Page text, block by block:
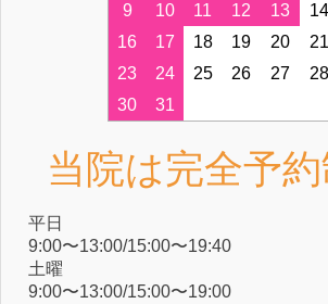
9
10 11 12 13 14
16
17 18 19 20 21
23
24 25 26 27 28
30
31
当院は完全予
平⽇
9:00〜13:00/15:00〜19:40
⼟曜
9:00〜13:00/15:00〜19:00